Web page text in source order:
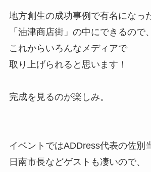
地方創生の成功事例で有名になっ
「油津商店街」の中にできるので、
これからいろんなメディアで
取り上げられると思います！
完成を見るのが楽しみ。
イベントではADDress代表の佐別
日南市長などゲストも凄いので、